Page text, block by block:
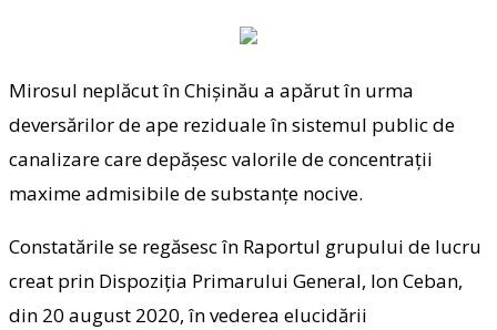
Mirosul neplăcut în Chișinău a apărut în urma
deversărilor de ape reziduale în sistemul public de
canalizare care depășesc valorile de concentrații
maxime admisibile de substanțe nocive.
Constatările se regăsesc în Raportul grupului de lucru
creat prin Dispoziția Primarului General, Ion Ceban,
din 20 august 2020, în vederea elucidării